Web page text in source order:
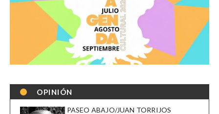
OPINIÓN
PASEO ABAJO/JUAN TORRIJOS